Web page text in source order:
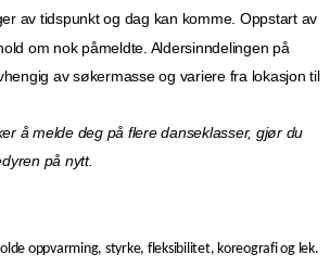
av tidspunkt og dag kan komme. Oppstart av
om nok påmeldte. Aldersinndelingen på
av søkermasse og variere fra lokasjon til
å melde deg på flere danseklasser, gjør du
på nytt.
oppvarming, styrke, fleksibilitet, koreografi og lek.